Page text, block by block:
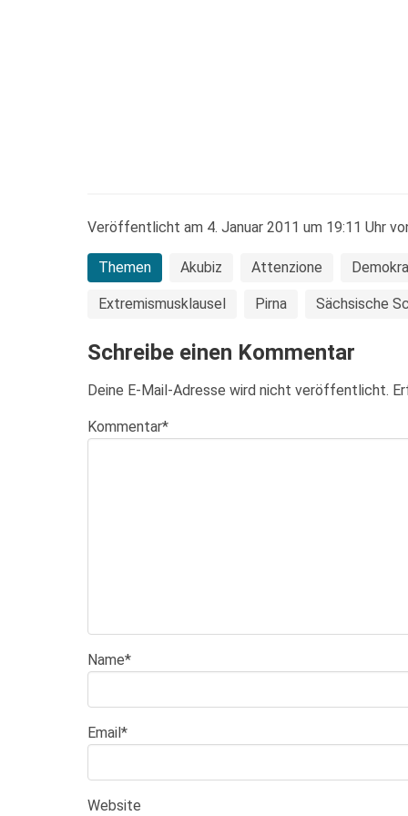
Veröffentlicht am 4. Januar 2011 um 19:11 Uhr
Themen Akubiz Attenzione
Extremismusklausel Pirna Sächsische
Schreibe einen Kommentar
Deine E-Mail-Adresse wird nicht veröffentlicht.
Kommentar*
Name*
Email*
Website